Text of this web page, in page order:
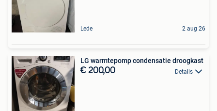
Lede 2 aug 26
LG warmtepomp condensatie droogkast
€ 200,00 Details